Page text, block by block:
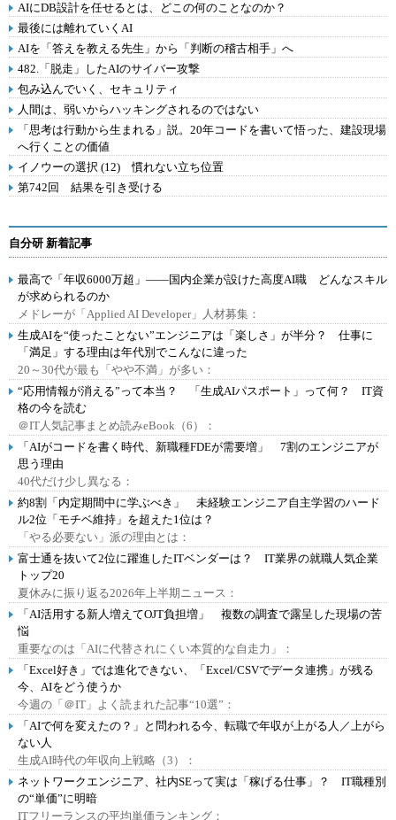
AIにDB設計を任せるとは、どこの何のことなのか？
最後には離れていくAI
AIを「答えを教える先生」から「判断の稽古相手」へ
482.「脱走」したAIのサイバー攻撃
包み込んでいく、セキュリティ
人間は、弱いからハッキングされるのではない
「思考は行動から生まれる」説。20年コードを書いて悟った、建設現場
へ行くことの価値
イノウーの選択 (12) 慣れない立ち位置
第742回 結果を引き受ける
自分研 新着記事
最高で「年収6000万超」――国内企業が設けた高度AI職 どんなスキル
が求められるのか
メドレーが「Applied AI Developer」人材募集：
生成AIを“使ったことない”エンジニアは「楽しさ」が半分？ 仕事に
「満足」する理由は年代別でこんなに違った
20～30代が最も「やや不満」が多い：
“応用情報が消える”って本当？ 「生成AIパスポート」って何？ IT資
格の今を読む
＠IT人気記事まとめ読みeBook（6）：
「AIがコードを書く時代、新職種FDEが需要増」 7割のエンジニアが
思う理由
40代だけ少し異なる：
約8割「内定期間中に学ぶべき」 未経験エンジニア自主学習のハード
ル2位「モチベ維持」を超えた1位は？
「やる必要ない」派の理由とは：
富士通を抜いて2位に躍進したITベンダーは？ IT業界の就職人気企業
トップ20
夏休みに振り返る2026年上半期ニュース：
「AI活用する新人増えてOJT負担増」 複数の調査で露呈した現場の苦
悩
重要なのは「AIに代替されにくい本質的な自走力」：
「Excel好き」では進化できない、「Excel/CSVでデータ連携」が残る
今、AIをどう使うか
今週の「＠IT」よく読まれた記事“10選”：
「AIで何を変えたの？」と問われる今、転職で年収が上がる人／上がら
ない人
生成AI時代の年収向上戦略（3）：
ネットワークエンジニア、社内SEって実は「稼げる仕事」？ IT職種別
の“単価”に明暗
ITフリーランスの平均単価ランキング：